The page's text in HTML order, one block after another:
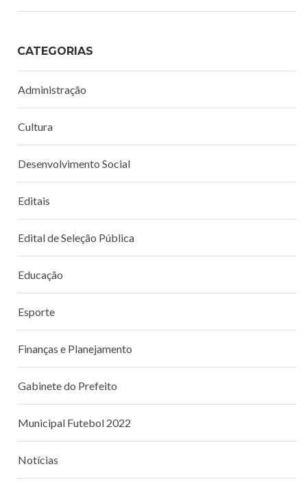
CATEGORIAS
Administração
Cultura
Desenvolvimento Social
Editais
Edital de Seleção Pública
Educação
Esporte
Finanças e Planejamento
Gabinete do Prefeito
Municipal Futebol 2022
Notícias